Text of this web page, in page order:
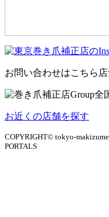
お問い合わせはこちら
お近くの店舗を探す
COPYRIGHT© tokyo-
PORTALS